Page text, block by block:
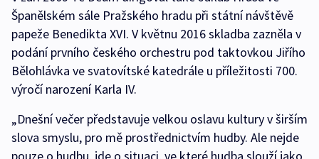
Španělském sále Pražského hradu při státní návštěvě
papeže Benedikta XVI. V květnu 2016 skladba zazněla v
podání prvního českého orchestru pod taktovkou Jiřího
Bělohlávka ve svatovítské katedrále u příležitosti 700.
výročí narození Karla IV.
„Dnešní večer představuje velkou oslavu kultury v širším
slova smyslu, pro mě prostřednictvím hudby. Ale nejde